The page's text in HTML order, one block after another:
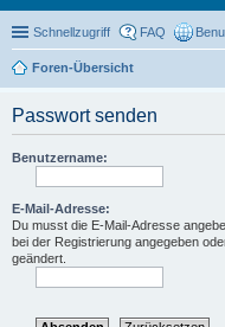
Schnellzugriff FAQ
Foren-Übersicht
Passwort senden
Benutzername:
E-Mail-Adresse:
Du musst die E-Mail-Adresse
bei der Registrierung angegeben
geändert.